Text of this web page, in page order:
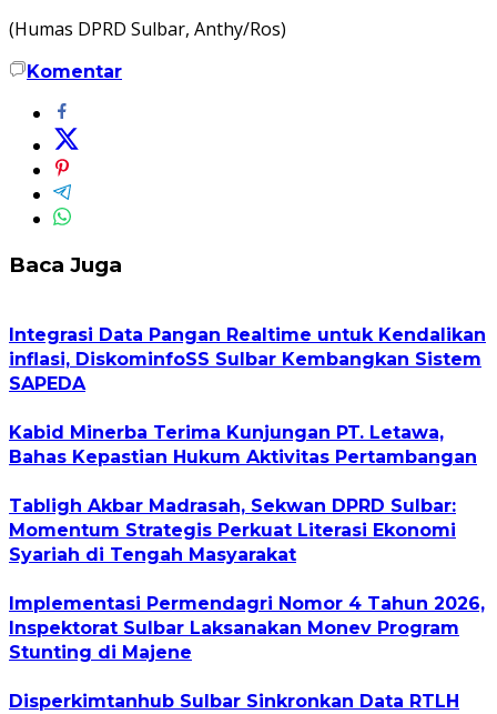
(Humas DPRD Sulbar, Anthy/Ros)
Komentar
Baca Juga
Integrasi Data Pangan Realtime untuk Kendalikan
inflasi, DiskominfoSS Sulbar Kembangkan Sistem
SAPEDA
Kabid Minerba Terima Kunjungan PT. Letawa,
Bahas Kepastian Hukum Aktivitas Pertambangan
Tabligh Akbar Madrasah, Sekwan DPRD Sulbar:
Momentum Strategis Perkuat Literasi Ekonomi
Syariah di Tengah Masyarakat
Implementasi Permendagri Nomor 4 Tahun 2026,
Inspektorat Sulbar Laksanakan Monev Program
Stunting di Majene
Disperkimtanhub Sulbar Sinkronkan Data RTLH